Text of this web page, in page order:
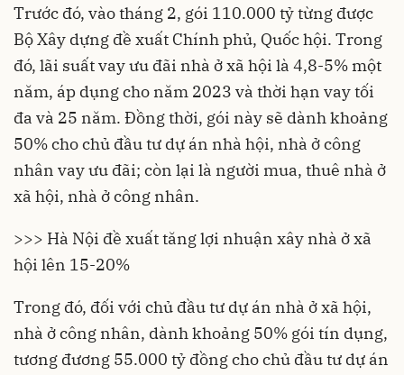
Trước đó, vào tháng 2, gói 110.000 tỷ từng được
Bộ Xây dựng đề xuất Chính phủ, Quốc hội. Trong
đó, lãi suất vay ưu đãi nhà ở xã hội là 4,8-5% một
năm, áp dụng cho năm 2023 và thời hạn vay tối
đa và 25 năm. Đồng thời, gói này sẽ dành khoảng
50% cho chủ đầu tư dự án nhà hội, nhà ở công
nhân vay ưu đãi; còn lại là người mua, thuê nhà ở
xã hội, nhà ở công nhân.
>>> Hà Nội đề xuất tăng lợi nhuận xây nhà ở xã
hội lên 15-20%
Trong đó, đối với chủ đầu tư dự án nhà ở xã hội,
nhà ở công nhân, dành khoảng 50% gói tín dụng,
tương đương 55.000 tỷ đồng cho chủ đầu tư dự án